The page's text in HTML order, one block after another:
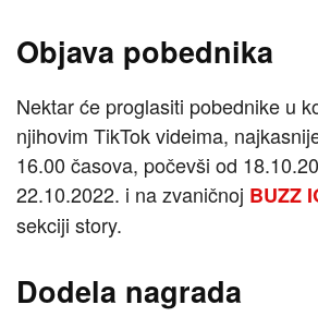
Objava pobednika
Nektar će proglasiti pobednike u
njihovim TikTok videima,
16.00 časova, počevši od
22.10.2022. i na zvaničnoj BUZZ
sekciji story.
Dodela nagrada